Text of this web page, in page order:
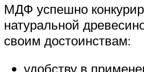
МДФ успешно
натуральной
своим достоинствам:
удобству в